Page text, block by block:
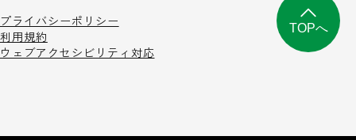
プライバシーポリシー
利用規約
ウェブアクセシビリティ対応
TOPへ